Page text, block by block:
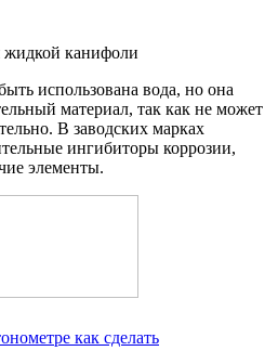
жидкой канифоли
использована вода, но она
материал, так как не может
В заводских марках
ингибиторы коррозии,
элементы.
как сделать